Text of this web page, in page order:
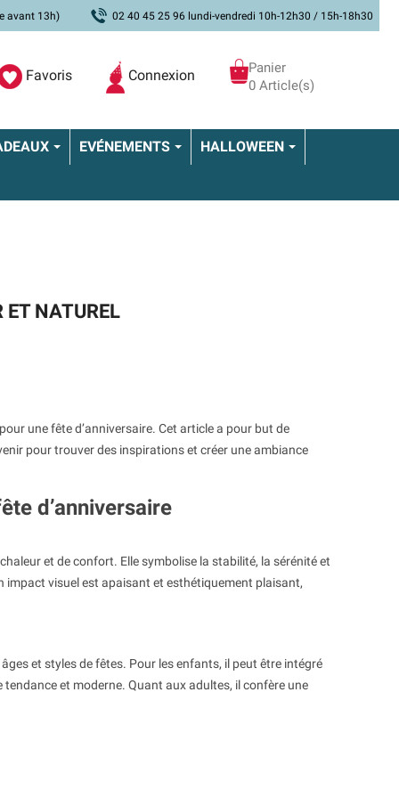
avant 13h) 02 40 45 25 96 lundi-vendredi 10h-12h30 / 15h-18h30
Favoris Connexion
Panier
0 Article(s)
EVÉNEMENTS HALLOWEEN
ET NATUREL
une fête d’anniversaire. Cet article a pour but de
pour trouver des inspirations et créer une ambiance
d’anniversaire
et de confort. Elle symbolise la stabilité, la sérénité et
impact visuel est apaisant et esthétiquement plaisant,
et styles de fêtes. Pour les enfants, il peut être intégré
et moderne. Quant aux adultes, il confère une